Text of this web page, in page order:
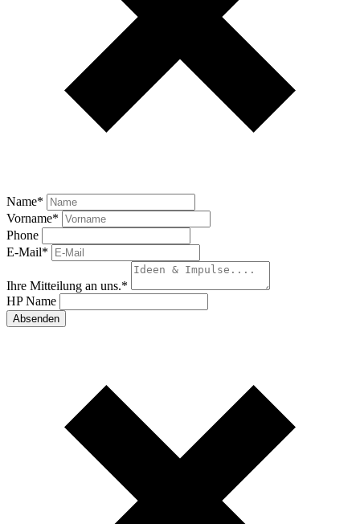
Name*
Vorname*
Phone
E-Mail*
Ihre Mitteilung an uns.*
HP Name
Absenden